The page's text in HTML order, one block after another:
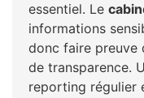
essentiel. Le
informations
donc faire preuve
de transparence.
reporting régulier